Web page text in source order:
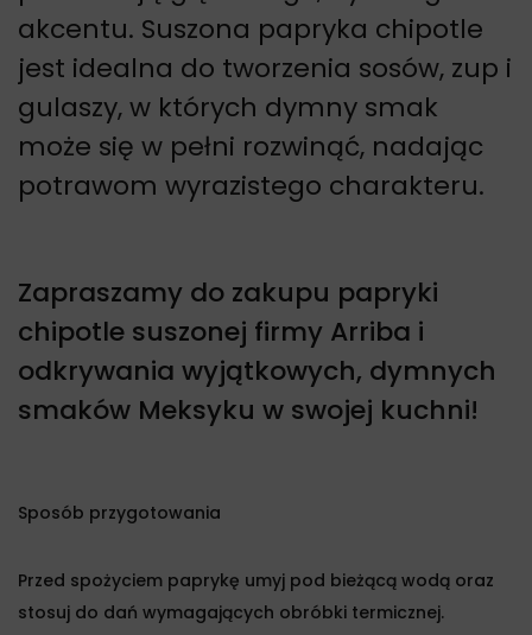
akcentu. Suszona papryka chipotle
jest idealna do tworzenia sosów, zup i
gulaszy, w których dymny smak
może się w pełni rozwinąć, nadając
potrawom wyrazistego charakteru.
Zapraszamy do zakupu papryki
chipotle suszonej firmy Arriba i
odkrywania wyjątkowych, dymnych
smaków Meksyku w swojej kuchni!
Sposób przygotowania
Przed spożyciem paprykę umyj pod bieżącą wodą oraz
stosuj do dań wymagających obróbki termicznej.